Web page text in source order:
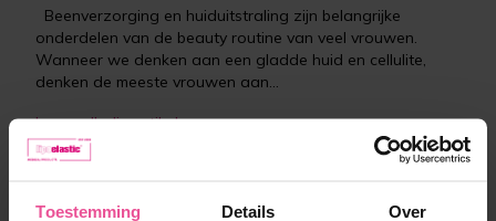
Toestemming Details Over
Beenverzorging en huiduitstraling zijn belangrijke
onderdelen van de beauty routine van veel vrouwen.
Wanneer we denken aan een gladde huid en cellulite,
denken de meeste vrouwen aan...
Lees volledig artikel